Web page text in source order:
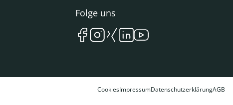
Folge uns
CookiesImpressumDatenschutzerklärungAGB